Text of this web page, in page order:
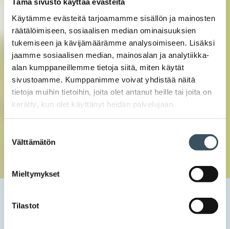
Käytämme evästeitä tarjoamamme sisällön ja mainosten
räätälöimiseen, sosiaalisen median ominaisuuksien
tukemiseen ja kävijämäärämme analysoimiseen. Lisäksi
jaamme sosiaalisen median, mainosalan ja analytiikka-
alan kumppaneillemme tietoja siitä, miten käytät
sivustoamme. Kumppanimme voivat yhdistää näitä
tietoja muihin tietoihin, joita olet antanut heille tai joita on
kerätty, kun olet käyttänyt heidän palvelujaan.
valinta
Välttämätön
Mieltymykset
Tilastot
Kaupan liitto alkaa koota toimialan vastuullisuustietoa –